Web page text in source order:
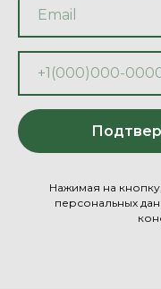
Нажимая на
персональных